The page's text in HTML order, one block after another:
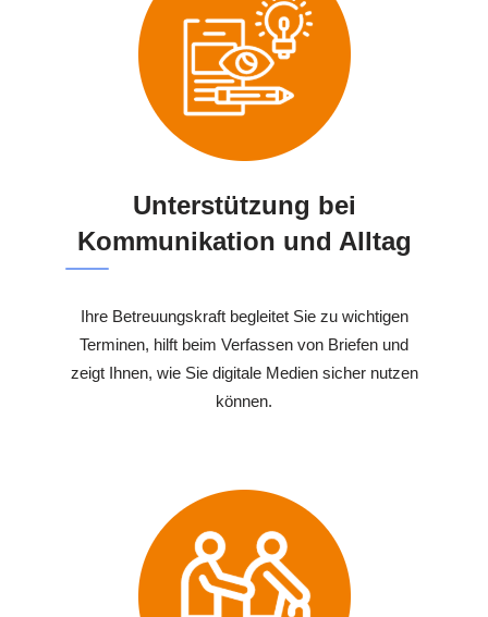
Unterstützung bei
Kommunikation und Alltag
Ihre Betreuungskraft begleitet Sie zu wichtigen
Terminen, hilft beim Verfassen von Briefen und
zeigt Ihnen, wie Sie digitale Medien sicher nutzen
können.